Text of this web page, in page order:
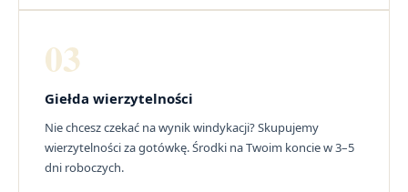
03
Giełda wierzytelności
Nie chcesz czekać na wynik windykacji? Skupujemy
wierzytelności za gotówkę. Środki na Twoim koncie w 3–5
dni roboczych.